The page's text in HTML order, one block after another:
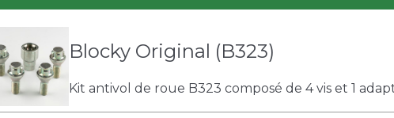
Blocky Original (B323)
Kit antivol de roue B323 composé de 4 vis et 1